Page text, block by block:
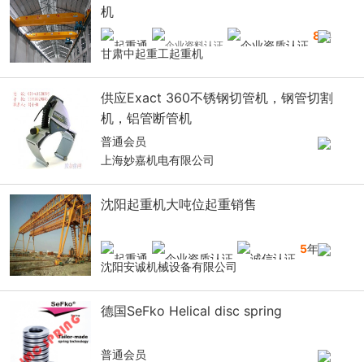
机
8年
甘肃中起重工起重机
供应Exact 360不锈钢切管机，钢管切割
机，铝管断管机
普通会员
上海妙嘉机电有限公司
沈阳起重机大吨位起重销售
5年
沈阳安诚机械设备有限公司
德国SeFko Helical disc spring
普通会员